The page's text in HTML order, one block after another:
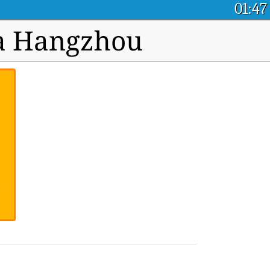
01:47
Hangzhou